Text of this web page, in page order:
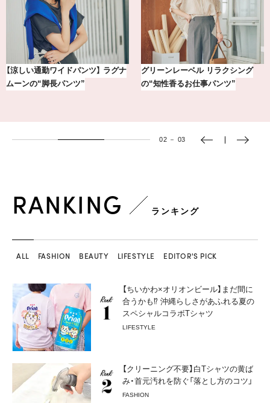
【銀座かねまつ】おしゃれ＆快適な
黒スニーカー4選
【BAILA×OMO】ウオズミアミ描き
下ろし！金沢の旅リスト
03 － 03
RANKING ランキング
ALL FASHION BEAUTY LIFESTYLE EDITOR'S PICK
【ちいかわ×オリオンビール】まだ間に
合うかも⁉︎ 沖縄らしさがあふれる夏の
スペシャルコラボTシャツ
LIFESTYLE
【クリーニング不要】白Tシャツの黄ば
み・首元汚れを防ぐ「落とし方のコツ」
FASHION